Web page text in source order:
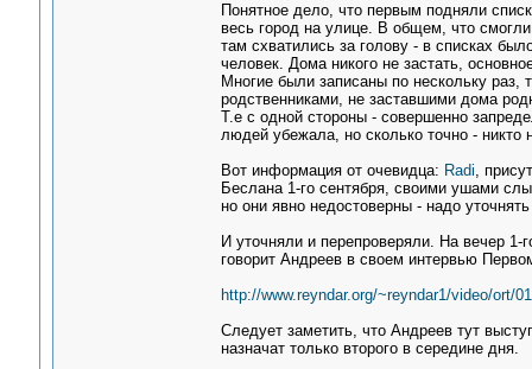
Понятное дело, что первым подняли
весь город на улице. В общем, что
там схватились за голову - в списках
человек. Дома никого не застать,
Многие были записаны по нескольку
родственниками, не заставшими дома
Т.е с одной стороны - совершенно
людей убежала, но сколько точно - никто
Вот информация от очевидца: Radi,
Беслана 1-го сентября, своими ушами
но они явно недостоверны - надо
И уточняли и перепроверяли. На вечер 1-
говорит Андреев в своем интервью
http://www.reyndar.org/~reyndar1/video/ort/
Следует заметить, что Андреев тут
назначат только второго в середине дня.